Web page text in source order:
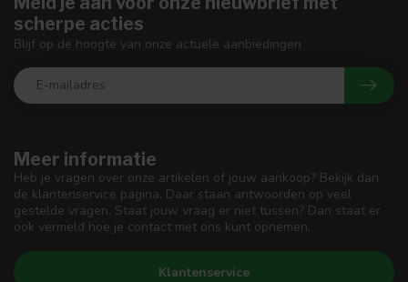
Meer informatie
Heb je vragen over onze artikelen of jouw aankoop? Bekijk dan
de klantenservice pagina. Daar staan antwoorden op veel
gestelde vragen. Staat jouw vraag er niet tussen? Dan staat er
ook vermeld hoe je contact met ons kunt opnemen.
Klantenservice
scherpe acties
Blijf op de hoogte van onze actuele aanbiedingen